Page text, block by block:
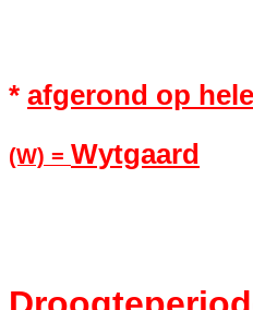
* afgerond op
(W) = Wytgaard